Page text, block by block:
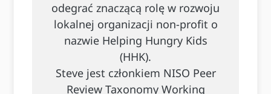
odegrać znaczącą rolę w rozwoju
lokalnej organizacji non-profit o
nazwie Helping Hungry Kids
(HHK).
Steve jest członkiem NISO Peer
Review Taxonomy Working